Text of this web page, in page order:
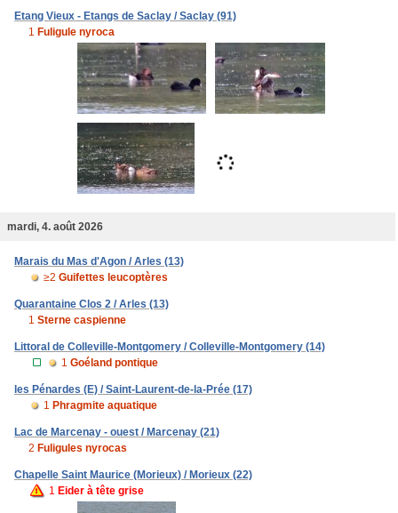
Etang Vieux - Etangs de Saclay / Saclay (91)
1 Fuligule nyroca
mardi, 4. août 2026
Marais du Mas d'Agon / Arles (13)
≥2 Guifettes leucoptères
Quarantaine Clos 2 / Arles (13)
1 Sterne caspienne
Littoral de Colleville-Montgomery / Colleville-Montgomery (14)
1 Goéland pontique
les Pénardes (E) / Saint-Laurent-de-la-Prée (17)
1 Phragmite aquatique
Lac de Marcenay - ouest / Marcenay (21)
2 Fuligules nyrocas
Chapelle Saint Maurice (Morieux) / Morieux (22)
1 Eider à tête grise